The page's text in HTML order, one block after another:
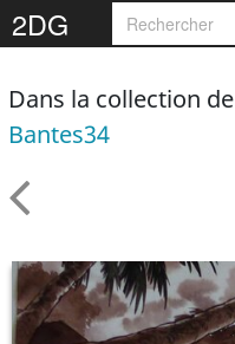
2DG
Dans la collection de
Bantes34